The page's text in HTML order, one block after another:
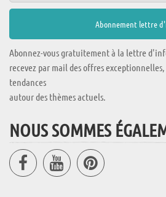
Abonnez-vous gratuitement à la lettre
recevez par mail des offres
tendances
autour des thèmes actuels.
NOUS SOMMES